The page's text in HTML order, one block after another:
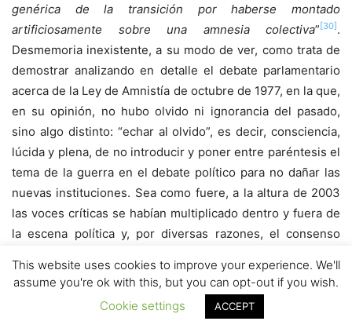
genérica de la transición por haberse montado
artificiosamente sobre una amnesia colectiva” [30] .
Desmemoria inexistente, a su modo de ver, como trata de
demostrar analizando en detalle el debate parlamentario
acerca de la Ley de Amnistía de octubre de 1977, en la que,
en su opinión, no hubo olvido ni ignorancia del pasado,
sino algo distinto: “echar al olvido”, es decir, consciencia,
lúcida y plena, de no introducir y poner entre paréntesis el
tema de la guerra en el debate político para no dañar las
nuevas instituciones. Sea como fuere, a la altura de 2003
las voces críticas se habían multiplicado dentro y fuera de
la escena política y, por diversas razones, el consenso
mil pedazos. Desde antes habían empezado a sonar voces
críticas sobre el proceso de transición y la congelación de
la memoria de los vencidos en la Guerra Civil
This website uses cookies to improve your experience. We'll
assume you're ok with this, but you can opt-out if you wish.
Cookie settings
ACCEPT